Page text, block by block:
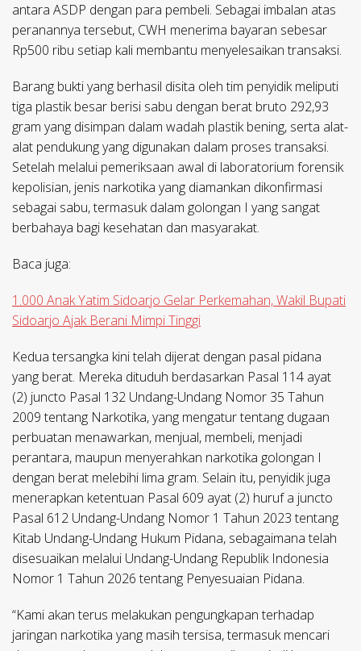
antara ASDP dengan para pembeli. Sebagai imbalan atas
peranannya tersebut, CWH menerima bayaran sebesar
Rp500 ribu setiap kali membantu menyelesaikan transaksi.
Barang bukti yang berhasil disita oleh tim penyidik meliputi
tiga plastik besar berisi sabu dengan berat bruto 292,93
gram yang disimpan dalam wadah plastik bening, serta alat-
alat pendukung yang digunakan dalam proses transaksi.
Setelah melalui pemeriksaan awal di laboratorium forensik
kepolisian, jenis narkotika yang diamankan dikonfirmasi
sebagai sabu, termasuk dalam golongan I yang sangat
berbahaya bagi kesehatan dan masyarakat.
Baca juga:
1.000 Anak Yatim Sidoarjo Gelar Perkemahan, Wakil Bupati
Sidoarjo Ajak Berani Mimpi Tinggi
Kedua tersangka kini telah dijerat dengan pasal pidana
yang berat. Mereka dituduh berdasarkan Pasal 114 ayat
(2) juncto Pasal 132 Undang-Undang Nomor 35 Tahun
2009 tentang Narkotika, yang mengatur tentang dugaan
perbuatan menawarkan, menjual, membeli, menjadi
perantara, maupun menyerahkan narkotika golongan I
dengan berat melebihi lima gram. Selain itu, penyidik juga
menerapkan ketentuan Pasal 609 ayat (2) huruf a juncto
Pasal 612 Undang-Undang Nomor 1 Tahun 2023 tentang
Kitab Undang-Undang Hukum Pidana, sebagaimana telah
disesuaikan melalui Undang-Undang Republik Indonesia
Nomor 1 Tahun 2026 tentang Penyesuaian Pidana.
“Kami akan terus melakukan pengungkapan terhadap
jaringan narkotika yang masih tersisa, termasuk mencari